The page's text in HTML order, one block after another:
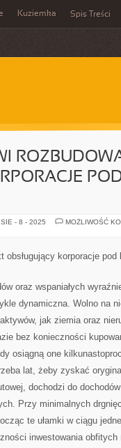
Kuziemka Spis Treści
- 8 - 2025
MOŻLIWOŚĆ
obsługujący korporacje
oraz wspaniałych
dynamiczna. Wolno na
jak ziemia oraz
bez konieczności
osiągną one
lat, żeby zyskać
dochodzi do
Przy minimalnych
te ułamki w ciągu
inwestowania obfitych